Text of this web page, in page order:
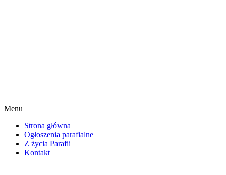
Menu
Strona główna
Ogłoszenia parafialne
Z życia Parafii
Kontakt